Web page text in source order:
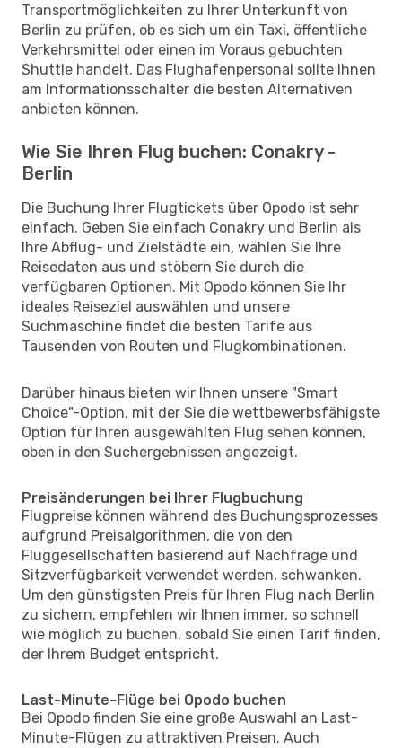
Transportmöglichkeiten zu Ihrer Unterkunft von
Berlin zu prüfen, ob es sich um ein Taxi, öffentliche
Verkehrsmittel oder einen im Voraus gebuchten
Shuttle handelt. Das Flughafenpersonal sollte Ihnen
am Informationsschalter die besten Alternativen
anbieten können.
Wie Sie Ihren Flug buchen: Conakry -
Berlin
Die Buchung Ihrer Flugtickets über Opodo ist sehr
einfach. Geben Sie einfach Conakry und Berlin als
Ihre Abflug- und Zielstädte ein, wählen Sie Ihre
Reisedaten aus und stöbern Sie durch die
verfügbaren Optionen. Mit Opodo können Sie Ihr
ideales Reiseziel auswählen und unsere
Suchmaschine findet die besten Tarife aus
Tausenden von Routen und Flugkombinationen.
Darüber hinaus bieten wir Ihnen unsere "Smart
Choice"-Option, mit der Sie die wettbewerbsfähigste
Option für Ihren ausgewählten Flug sehen können,
oben in den Suchergebnissen angezeigt.
Preisänderungen bei Ihrer Flugbuchung
Flugpreise können während des Buchungsprozesses
aufgrund Preisalgorithmen, die von den
Fluggesellschaften basierend auf Nachfrage und
Sitzverfügbarkeit verwendet werden, schwanken.
Um den günstigsten Preis für Ihren Flug nach Berlin
zu sichern, empfehlen wir Ihnen immer, so schnell
wie möglich zu buchen, sobald Sie einen Tarif finden,
der Ihrem Budget entspricht.
Last-Minute-Flüge bei Opodo buchen
Bei Opodo finden Sie eine große Auswahl an Last-
Minute-Flügen zu attraktiven Preisen. Auch